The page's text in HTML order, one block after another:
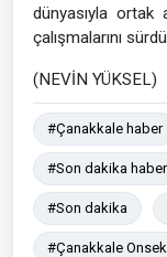
dünyasıyla ortak
çalışmalarını
(NEVİN YÜKSEL)
#Çanakkale haber
#Son dakika haber
#Son dakika
#Çanakkale